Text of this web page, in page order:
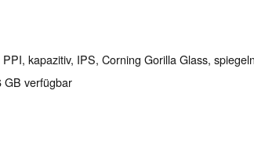
kapazitiv, IPS, Corning Gorilla Glass,
GB verfügbar